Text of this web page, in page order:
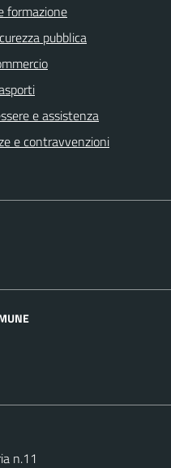
formazione
pubblica
e assistenza
e contravvenzioni
n.11